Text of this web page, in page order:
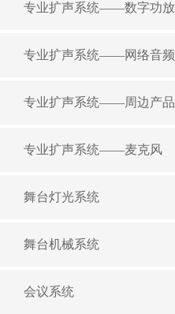
专业扩声系统——数字功放
专业扩声系统——网络音频
专业扩声系统——周边产品
专业扩声系统——麦克风
舞台灯光系统
舞台机械系统
会议系统